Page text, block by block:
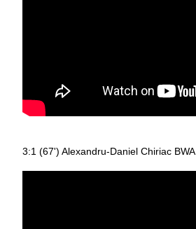
3:1 (67') Alexandru-Daniel Chiriac BWA